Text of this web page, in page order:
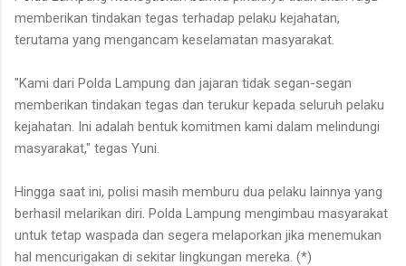
memberikan tindakan tegas terhadap pelaku kejahatan,
terutama yang mengancam keselamatan masyarakat.
"Kami dari Polda Lampung dan jajaran tidak segan-segan
memberikan tindakan tegas dan terukur kepada seluruh pelaku
kejahatan. Ini adalah bentuk komitmen kami dalam melindungi
masyarakat," tegas Yuni.
Hingga saat ini, polisi masih memburu dua pelaku lainnya yang
berhasil melarikan diri. Polda Lampung mengimbau masyarakat
untuk tetap waspada dan segera melaporkan jika menemukan
hal mencurigakan di sekitar lingkungan mereka. (*)